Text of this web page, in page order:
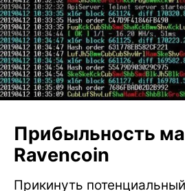
Прибыльность
Ravencoin
Прикинуть